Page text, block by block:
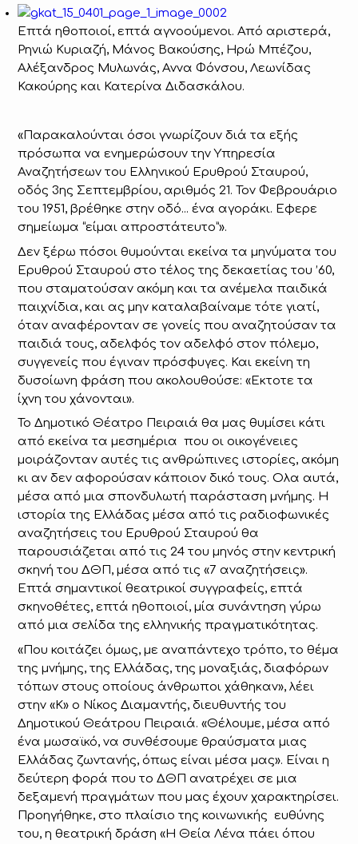
Επτά ηθοποιοί, επτά αγνοούμενοι. Από αριστερά,
Ρηνιώ Κυριαζή, Μάνος Βακούσης, Ηρώ Μπέζου,
Αλέξανδρος Μυλωνάς, Αννα Φόνσου, Λεωνίδας
Κακούρης και Κατερίνα Διδασκάλου.
«Παρακαλούνται όσοι γνωρίζουν διά τα εξής
πρόσωπα να ενημερώσουν την Υπηρεσία
Αναζητήσεων του Ελληνικού Ερυθρού Σταυρού,
οδός 3ης Σεπτεμβρίου, αριθμός 21. Τον Φεβρουάριο
του 1951, βρέθηκε στην οδό... ένα αγοράκι. Εφερε
σημείωμα “είμαι απροστάτευτο”».
Δεν ξέρω πόσοι θυμούνται εκείνα τα μηνύματα του
Ερυθρού Σταυρού στο τέλος της δεκαετίας του ’60,
που σταματούσαν ακόμη και τα ανέμελα παιδικά
παιχνίδια, και ας μην καταλαβαίναμε τότε γιατί,
όταν αναφέρονταν σε γονείς που αναζητούσαν τα
παιδιά τους, αδελφός τον αδελφό στον πόλεμο,
συγγενείς που έγιναν πρόσφυγες. Και εκείνη τη
δυσοίωνη φράση που ακολουθούσε: «Εκτοτε τα
ίχνη του χάνονται».
Το Δημοτικό Θέατρο Πειραιά θα μας θυμίσει κάτι
από εκείνα τα μεσημέρια που οι οικογένειες
μοιράζονταν αυτές τις ανθρώπινες ιστορίες, ακόμη
κι αν δεν αφορούσαν κάποιον δικό τους. Ολα αυτά,
μέσα από μια σπονδυλωτή παράσταση μνήμης. Η
ιστορία της Ελλάδας μέσα από τις ραδιοφωνικές
αναζητήσεις του Ερυθρού Σταυρού θα
παρουσιάζεται από τις 24 του μηνός στην κεντρική
σκηνή του ΔΘΠ, μέσα από τις «7 αναζητήσεις».
Επτά σημαντικοί θεατρικοί συγγραφείς, επτά
σκηνοθέτες, επτά ηθοποιοί, μία συνάντηση γύρω
από μια σελίδα της ελληνικής πραγματικότητας.
«Που κοιτάζει όμως, με αναπάντεχο τρόπο, το θέμα
της μνήμης, της Ελλάδας, της μοναξιάς, διαφόρων
τόπων στους οποίους άνθρωποι χάθηκαν», λέει
στην «Κ» ο Νίκος Διαμαντής, διευθυντής του
Δημοτικού Θεάτρου Πειραιά. «Θέλουμε, μέσα από
ένα μωσαϊκό, να συνθέσουμε θραύσματα μιας
Ελλάδας ζωντανής, όπως είναι μέσα μας». Είναι η
δεύτερη φορά που το ΔΘΠ ανατρέχει σε μια
δεξαμενή πραγμάτων που μας έχουν χαρακτηρίσει.
Προηγήθηκε, στο πλαίσιο της κοινωνικής ευθύνης
του, η θεατρική δράση «Η Θεία Λένα πάει όπου